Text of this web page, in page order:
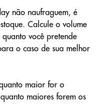
não naufraguem, é
Calcule o volume
você pretende
o caso de sua melhor
maior for o
maiores forem os